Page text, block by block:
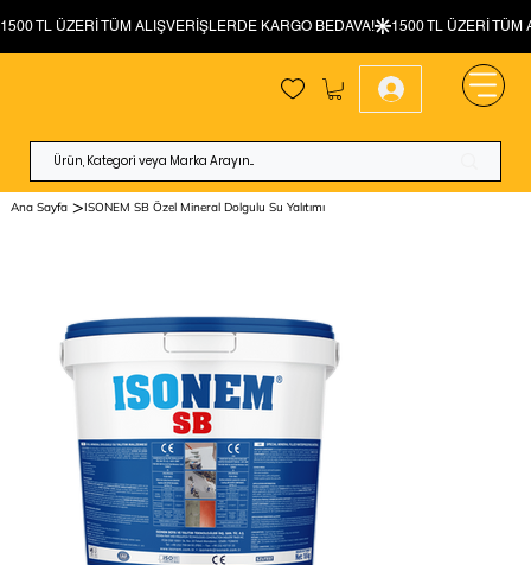
Ana Sayfa >ISONEM SB Özel Mineral Dolgulu Su Yalıtımı